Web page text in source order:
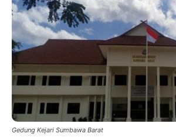
Gedung Kejari Sumbawa Barat